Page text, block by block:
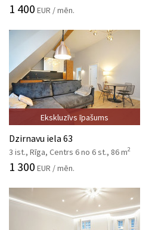
1 400 EUR / mēn.
Ekskluzīvs īpašums
Dzirnavu iela 63
3 ist., Rīga, Centrs 6 no 6 st., 86 m2
1 300 EUR / mēn.